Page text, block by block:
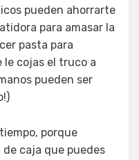
pueden ahorrarte
para amasar la
pasta para
le cojas el truco a
pueden ser
porque
de caja que puedes